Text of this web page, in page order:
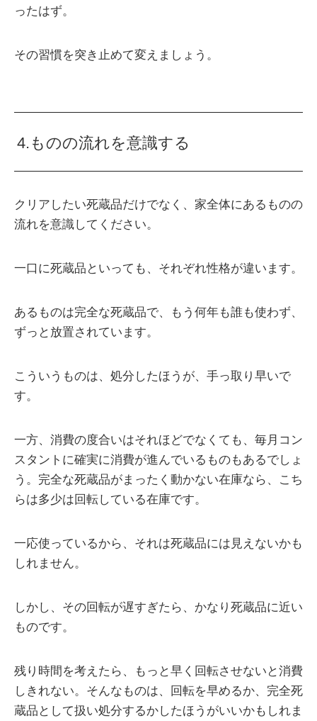
ったはず。
その習慣を突き止めて変えましょう。
4.ものの流れを意識する
クリアしたい死蔵品だけでなく、家全体にあるものの
流れを意識してください。
一口に死蔵品といっても、それぞれ性格が違います。
あるものは完全な死蔵品で、もう何年も誰も使わず、
ずっと放置されています。
こういうものは、処分したほうが、手っ取り早いで
す。
一方、消費の度合いはそれほどでなくても、毎月コン
スタントに確実に消費が進んでいるものもあるでしょ
う。完全な死蔵品がまったく動かない在庫なら、こち
らは多少は回転している在庫です。
一応使っているから、それは死蔵品には見えないかも
しれません。
しかし、その回転が遅すぎたら、かなり死蔵品に近い
ものです。
残り時間を考えたら、もっと早く回転させないと消費
しきれない。そんなものは、回転を早めるか、完全死
蔵品として扱い処分するかしたほうがいいかもしれま